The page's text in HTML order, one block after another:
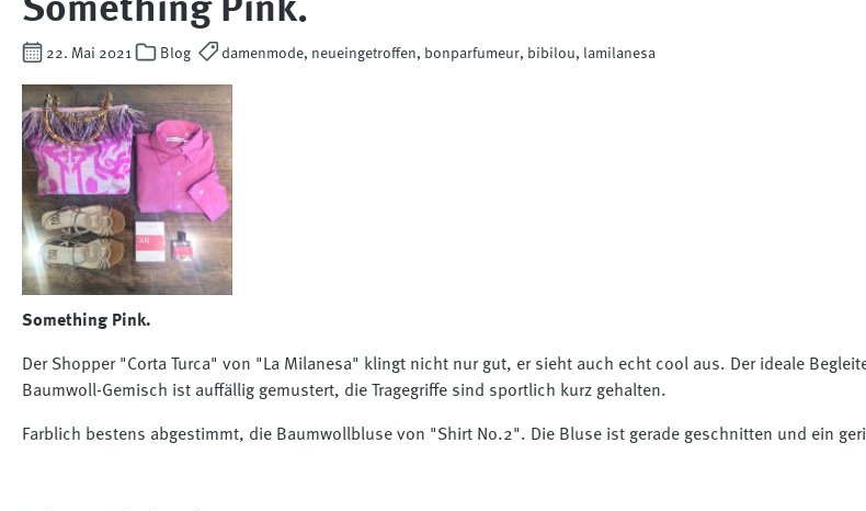
Something Pink.
22. Mai 2021 Blog damenmode, neueingetroffen, bonparfumeur, bibilou, lamilanesa
Something Pink.
Der Shopper "Corta Turca" von "La Milanesa" klingt nicht nur gut, er sieht auch echt cool aus. Der ideale
Baumwoll-Gemisch ist auffällig gemustert, die Tragegriffe sind sportlich kurz gehalten.
Farblich bestens abgestimmt, die Baumwollbluse von "Shirt No.2". Die Bluse ist gerade geschnitten und ein